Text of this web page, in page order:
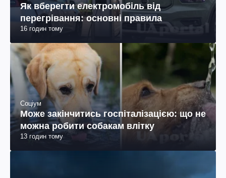
Як вберегти електромобіль від
перегрівання: основні правила
16 годин тому
Соціум
Може закінчитись госпіталізацією: що не
можна робити собакам влітку
13 годин тому